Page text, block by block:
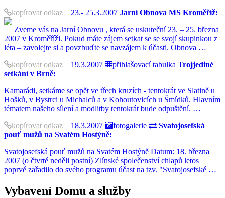
kopírovat odkaz 23.- 25.3.2007 Jarní Obnova MS Kroměříž:
Zveme vás na Jarní Obnovu , která se uskuteční 23. – 25. března
2007 v Kroměříži. Pokud máte zájem setkat se se svojí skupinkou z
léta – zavolejte si a povzbuďte se navzájem k účasti. Obnova …
kopírovat odkaz 19.3.2007 přihlašovací tabulka Trojjediné
setkání v Brně:
Kamarádi, setkáme se opět ve třech kruzích - tentokrát ve Slatině u
Hošků, v Bystrci u Michalců a v Kohoutovicích u Šmídků. Hlavním
tématem našeho sílení a modlitby tentokrát bude odpuštění. …
kopírovat odkaz 18.3.2007 fotogalerie
Svatojosefská
pouť mužů na Svatém Hostýně:
Svatojosefská pouť mužů na Svatém Hostýně Datum: 18. března
2007 (o čtvrté neděli postní) Zlínské společenství chlapů letos
poprvé zařadilo do svého programu účast na tzv. "Svatojosefské …
Vybavení Domu a služby